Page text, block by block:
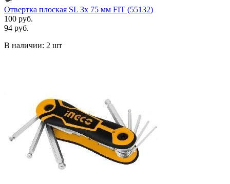
Отвертка плоская SL 3х 75 мм FIT (55132)
100 руб.
94 руб.
В наличии: 2 шт